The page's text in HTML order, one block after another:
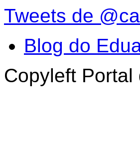
Tweets de
Blog do
Copyleft